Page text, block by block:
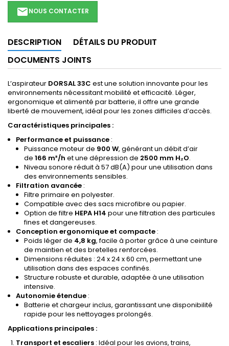
emailNOUS CONTACTER
DESCRIPTION
DÉTAILS DU PRODUIT
DOCUMENTS JOINTS
L’aspirateur DORSAL 33C est une solution innovante pour les
environnements nécessitant mobilité et efficacité. Léger,
ergonomique et alimenté par batterie, il offre une grande
liberté de mouvement, idéal pour les zones difficiles d’accès.
Caractéristiques principales :
Performance et puissance :
Puissance moteur de 900 W, générant un débit d’air
de 166 m³/h et une dépression de 2500 mm H₂O.
Niveau sonore réduit à 57 dB(A) pour une utilisation dans
des environnements sensibles.
Filtration avancée :
Filtre primaire en polyester.
Compatible avec des sacs microfibre ou papier.
Option de filtre HEPA H14 pour une filtration des particules
fines et dangereuses.
Conception ergonomique et compacte :
Poids léger de 4,8 kg, facile à porter grâce à une ceinture
de maintien et des bretelles renforcées.
Dimensions réduites : 24 x 24 x 60 cm, permettant une
utilisation dans des espaces confinés.
Structure robuste et durable, adaptée à une utilisation
intensive.
Autonomie étendue :
Batterie et chargeur inclus, garantissant une disponibilité
rapide pour les nettoyages prolongés.
Applications principales :
Transport et escaliers : Idéal pour les avions, trains,